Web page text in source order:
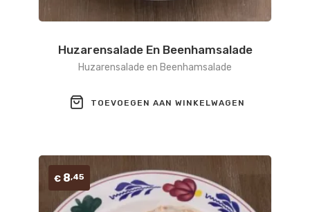
Huzarensalade En Beenhamsalade
Huzarensalade en Beenhamsalade
TOEVOEGEN AAN WINKELWAGEN
€ 8,45